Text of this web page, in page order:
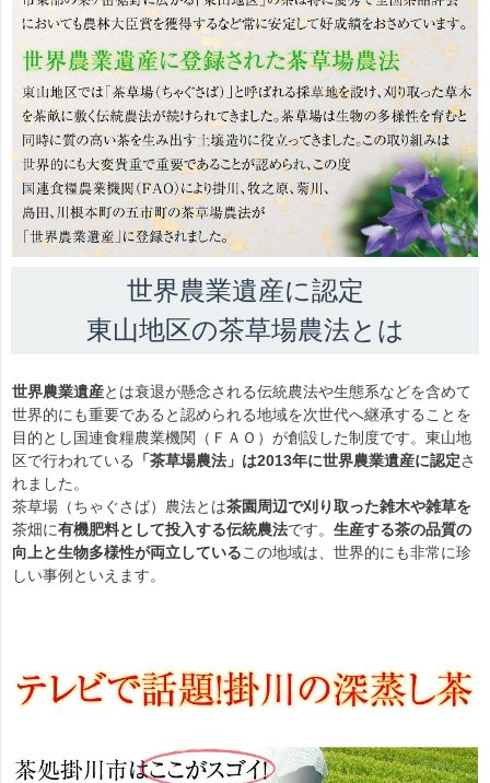
世界農業遺産に認定
東山地区の茶草場農法とは
世界農業遺産とは衰退が懸念される伝統農法や生態系などを含めて
世界的にも重要であると認められる地域を次世代へ継承することを
目的とし国連食糧農業機関（ＦＡＯ）が創設した制度です。東山地
区で行われている
「茶草場農法」は2013年に世界農業遺産に認定さ
れました。
茶草場（ちゃぐさば）農法とは茶園周辺で刈り取った雑木や雑草を
茶畑に有機肥料として投入する伝統農法です。 生産する茶の品質の
向上と生物多様性が両立しているこの地域は、世界的にも非常に珍
しい事例といえます。